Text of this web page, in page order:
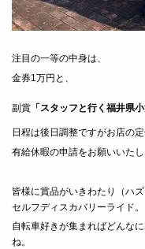
注目の一等の中身は、
金券1万円と、
副賞 「スタッフと行く福井県
日程は後日調整ですがお店の
有給休暇の申請をお願いいた
皆様に賞品がいきわたり（ハ
セルフディスカバリーライド。
自転車好きが集まればどんな
ね。